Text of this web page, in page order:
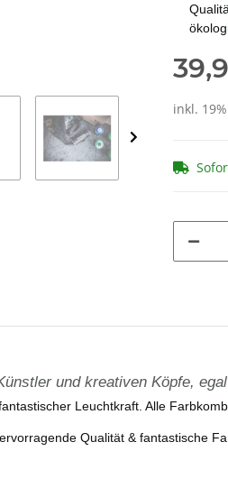
inkl.
und kreativen Köpfe,
Leuchtkraft. Alle
Qualität & fantastische